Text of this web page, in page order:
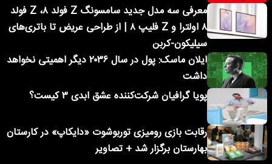
معرفی سه مدل جدید سامسونگ Z فولد ۸، Z فولد
۸ اولترا و Z فلیپ ۸ | از طراحی عریض تا باتری‌های
سیلیکون-کربن
ایلان ماسک: پول در سال ۲۰۳۶ دیگر اهمیتی نخواهد
داشت
پویا گرافیان شرکت‌کننده عشق ابدی ۳ کیست؟
رقابت بازی رومیزی توربوشوت «دایکاپ» در کارستان
بهارستان برگزار شد + تصاویر